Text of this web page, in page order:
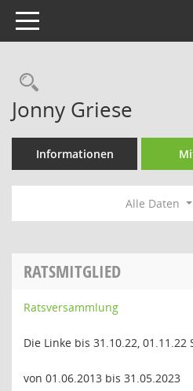
Toggle navigation
Rechercheauswahl
Jonny Griese
Informationen
Alle Daten
RATSMITGLIED
Ratsversammlung
Die Linke bis 31.10.22, 01.11.22
von 01.06.2013 bis 31.05.2023